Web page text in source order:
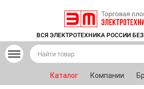
ВСЯ ЭЛЕКТРОТЕХНИКА РОССИИ
Каталог Компании